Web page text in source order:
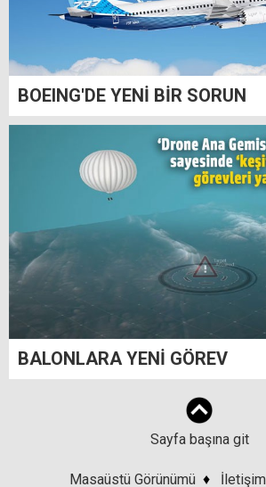
BOEING'DE YENİ BİR SORUN
BALONLARA YENİ GÖREV
Sayfa başına git
Masaüstü Görünümü ♦ İletişim